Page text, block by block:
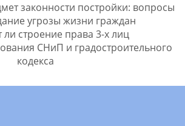
законности постройки: вопросы
угрозы жизни граждан
строение права 3-х лиц
СНиП и градостроительного
кодекса